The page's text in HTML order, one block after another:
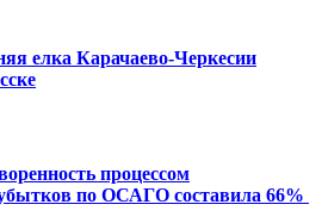
елка Карачаево-Черкесии
процессом
по ОСАГО составила 66%